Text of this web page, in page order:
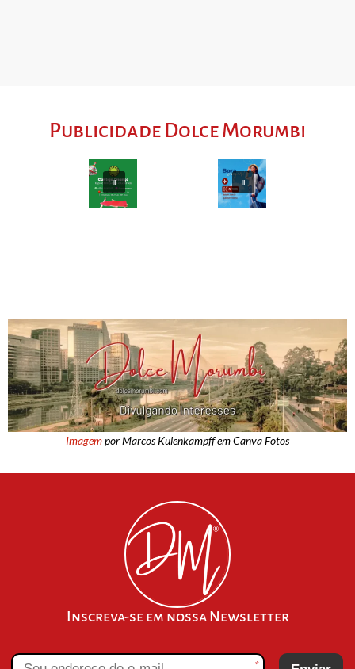
Publicidade Dolce Morumbi
Imagempor Marcos Kulenkampff em Canva Fotos
Inscreva-se em nossa Newsletter
*